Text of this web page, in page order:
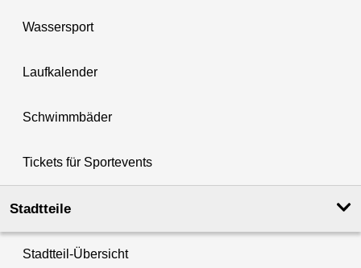
Wassersport
Laufkalender
Schwimmbäder
Tickets für Sportevents
Stadtteile
Stadtteil-Übersicht